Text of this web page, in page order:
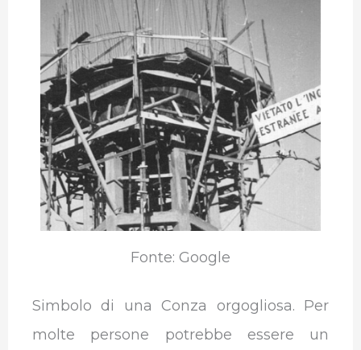
Fonte: Google
Simbolo di una Conza orgogliosa. Per
molte persone potrebbe essere un